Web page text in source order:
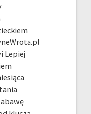
Lepiej